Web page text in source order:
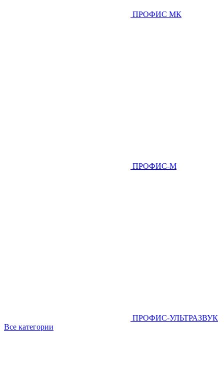
ПРОФИС МК
ПРОФИС-М
ПРОФИС-УЛЬТРАЗВУК
Все категории